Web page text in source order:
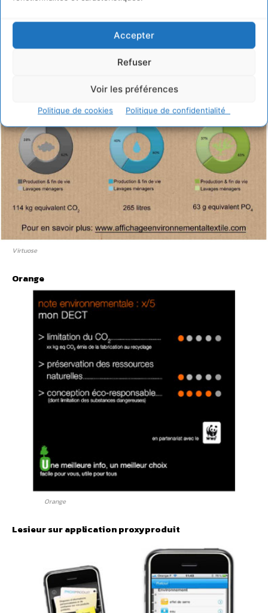
Accepter
Refuser
Voir les préférences
Politique de cookies Politique de confidentialité
exemple ne sont pas les valeurs réelles du produits). Mise
en place le 1er juillet 2011 :
Virtuose
Orange
Orange
Lesieur sur application proxyproduit